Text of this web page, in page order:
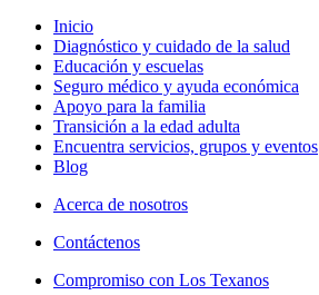
Inicio
Diagnóstico y cuidado de la salud
Educación y escuelas
Seguro médico y ayuda económica
Apoyo para la familia
Transición a la edad adulta
Encuentra servicios, grupos y eventos
Blog
Acerca de nosotros
Contáctenos
Compromiso con Los Texanos